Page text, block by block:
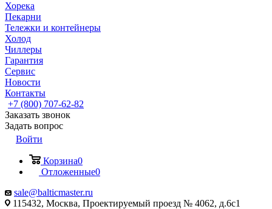
Хорека
Пекарни
Тележки и контейнеры
Холод
Чиллеры
Гарантия
Сервис
Новости
Контакты
+7 (800) 707-62-82
Заказать звонок
Задать вопрос
Войти
Корзина0
Отложенные0
sale@balticmaster.ru
115432, Москва, Проектируемый проезд № 4062, д.6с1